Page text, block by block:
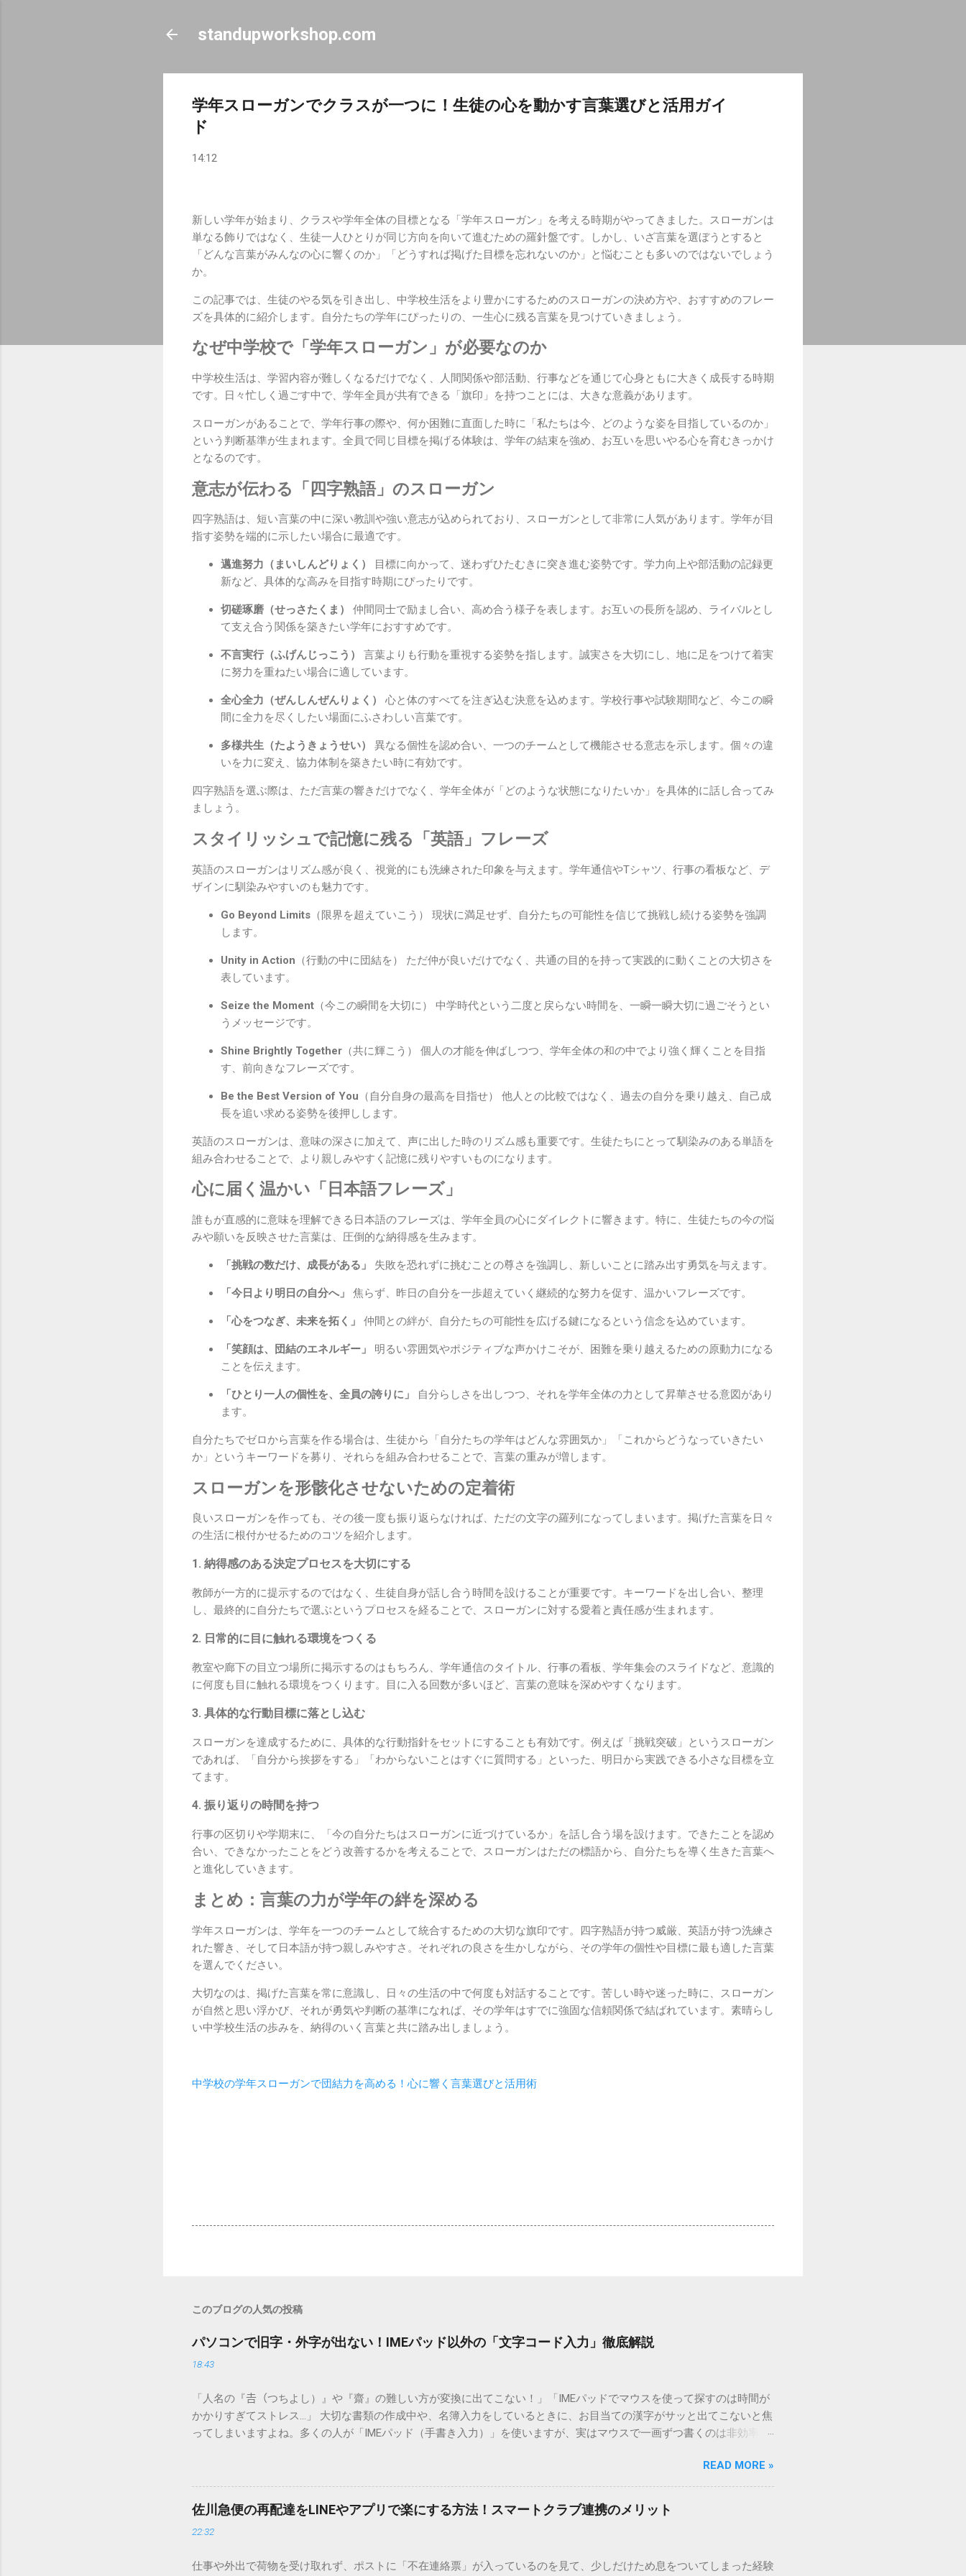
standupworkshop.com
学年スローガンでクラスが一つに！生徒の心を動かす言葉選びと活用ガイ
ド
14:12
新しい学年が始まり、クラスや学年全体の目標となる「学年スローガン」を考える時期がやってきました。スローガンは
単なる飾りではなく、生徒一人ひとりが同じ方向を向いて進むための羅針盤です。しかし、いざ言葉を選ぼうとすると
「どんな言葉がみんなの心に響くのか」「どうすれば掲げた目標を忘れないのか」と悩むことも多いのではないでしょう
か。
この記事では、生徒のやる気を引き出し、中学校生活をより豊かにするためのスローガンの決め方や、おすすめのフレー
ズを具体的に紹介します。自分たちの学年にぴったりの、一生心に残る言葉を見つけていきましょう。
なぜ中学校で「学年スローガン」が必要なのか
中学校生活は、学習内容が難しくなるだけでなく、人間関係や部活動、行事などを通じて心身ともに大きく成長する時期
です。日々忙しく過ごす中で、学年全員が共有できる「旗印」を持つことには、大きな意義があります。
スローガンがあることで、学年行事の際や、何か困難に直面した時に「私たちは今、どのような姿を目指しているのか」
という判断基準が生まれます。全員で同じ目標を掲げる体験は、学年の結束を強め、お互いを思いやる心を育むきっかけ
となるのです。
意志が伝わる「四字熟語」のスローガン
四字熟語は、短い言葉の中に深い教訓や強い意志が込められており、スローガンとして非常に人気があります。学年が目
指す姿勢を端的に示したい場合に最適です。
邁進努力（まいしんどりょく）
目標に向かって、迷わずひたむきに突き進む姿勢です。学力向上や部活動の記録更
新など、具体的な高みを目指す時期にぴったりです。
切磋琢磨（せっさたくま）
仲間同士で励まし合い、高め合う様子を表します。お互いの長所を認め、ライバルとし
て支え合う関係を築きたい学年におすすめです。
不言実行（ふげんじっこう）
言葉よりも行動を重視する姿勢を指します。誠実さを大切にし、地に足をつけて着実
に努力を重ねたい場合に適しています。
全心全力（ぜんしんぜんりょく）
心と体のすべてを注ぎ込む決意を込めます。学校行事や試験期間など、今この瞬
間に全力を尽くしたい場面にふさわしい言葉です。
多様共生（たようきょうせい）
異なる個性を認め合い、一つのチームとして機能させる意志を示します。個々の違
いを力に変え、協力体制を築きたい時に有効です。
四字熟語を選ぶ際は、ただ言葉の響きだけでなく、学年全体が「どのような状態になりたいか」を具体的に話し合ってみ
ましょう。
スタイリッシュで記憶に残る「英語」フレーズ
英語のスローガンはリズム感が良く、視覚的にも洗練された印象を与えます。学年通信やTシャツ、行事の看板など、デ
ザインに馴染みやすいのも魅力です。
Go Beyond Limits （限界を超えていこう） 現状に満足せず、自分たちの可能性を信じて挑戦し続ける姿勢を強調
します。
Unity in Action （行動の中に団結を） ただ仲が良いだけでなく、共通の目的を持って実践的に動くことの大切さを
表しています。
Seize the Moment （今この瞬間を大切に） 中学時代という二度と戻らない時間を、一瞬一瞬大切に過ごそうとい
うメッセージです。
Shine Brightly Together （共に輝こう） 個人の才能を伸ばしつつ、学年全体の和の中でより強く輝くことを目指
す、前向きなフレーズです。
Be the Best Version of You （自分自身の最高を目指せ） 他人との比較ではなく、過去の自分を乗り越え、自己成
長を追い求める姿勢を後押しします。
英語のスローガンは、意味の深さに加えて、声に出した時のリズム感も重要です。生徒たちにとって馴染みのある単語を
組み合わせることで、より親しみやすく記憶に残りやすいものになります。
心に届く温かい「日本語フレーズ」
誰もが直感的に意味を理解できる日本語のフレーズは、学年全員の心にダイレクトに響きます。特に、生徒たちの今の悩
みや願いを反映させた言葉は、圧倒的な納得感を生みます。
「挑戦の数だけ、成長がある」 失敗を恐れずに挑むことの尊さを強調し、新しいことに踏み出す勇気を与えます。
「今日より明日の自分へ」 焦らず、昨日の自分を一歩超えていく継続的な努力を促す、温かいフレーズです。
「心をつなぎ、未来を拓く」 仲間との絆が、自分たちの可能性を広げる鍵になるという信念を込めています。
「笑顔は、団結のエネルギー」
明るい雰囲気やポジティブな声かけこそが、困難を乗り越えるための原動力になる
ことを伝えます。
「ひとり一人の個性を、全員の誇りに」
自分らしさを出しつつ、それを学年全体の力として昇華させる意図があり
ます。
自分たちでゼロから言葉を作る場合は、生徒から「自分たちの学年はどんな雰囲気か」「これからどうなっていきたい
か」というキーワードを募り、それらを組み合わせることで、言葉の重みが増します。
スローガンを形骸化させないための定着術
良いスローガンを作っても、その後一度も振り返らなければ、ただの文字の羅列になってしまいます。掲げた言葉を日々
の生活に根付かせるためのコツを紹介します。
1. 納得感のある決定プロセスを大切にする
教師が一方的に提示するのではなく、生徒自身が話し合う時間を設けることが重要です。キーワードを出し合い、整理
し、最終的に自分たちで選ぶというプロセスを経ることで、スローガンに対する愛着と責任感が生まれます。
2. 日常的に目に触れる環境をつくる
教室や廊下の目立つ場所に掲示するのはもちろん、学年通信のタイトル、行事の看板、学年集会のスライドなど、意識的
に何度も目に触れる環境をつくります。目に入る回数が多いほど、言葉の意味を深めやすくなります。
3. 具体的な行動目標に落とし込む
スローガンを達成するために、具体的な行動指針をセットにすることも有効です。例えば「挑戦突破」というスローガン
であれば、「自分から挨拶をする」「わからないことはすぐに質問する」といった、明日から実践できる小さな目標を立
てます。
4. 振り返りの時間を持つ
行事の区切りや学期末に、「今の自分たちはスローガンに近づけているか」を話し合う場を設けます。できたことを認め
合い、できなかったことをどう改善するかを考えることで、スローガンはただの標語から、自分たちを導く生きた言葉へ
と進化していきます。
まとめ：言葉の力が学年の絆を深める
学年スローガンは、学年を一つのチームとして統合するための大切な旗印です。四字熟語が持つ威厳、英語が持つ洗練さ
れた響き、そして日本語が持つ親しみやすさ。それぞれの良さを生かしながら、その学年の個性や目標に最も適した言葉
を選んでください。
大切なのは、掲げた言葉を常に意識し、日々の生活の中で何度も対話することです。苦しい時や迷った時に、スローガン
が自然と思い浮かび、それが勇気や判断の基準になれば、その学年はすでに強固な信頼関係で結ばれています。素晴らし
い中学校生活の歩みを、納得のいく言葉と共に踏み出しましょう。
中学校の学年スローガンで団結力を高める！心に響く言葉選びと活用術
このブログの人気の投稿
パソコンで旧字・外字が出ない！IMEパッド以外の「文字コード入力」徹底解説
18:43
「人名の『𠮷（つちよし）』や『齋』の難しい方が変換に出てこない！」「IMEパッドでマウスを使って探すのは時間が
かかりすぎてストレス…」 大切な書類の作成中や、名簿入力をしているときに、お目当ての漢字がサッと出てこないと焦
ってしまいますよね。多くの人が「IMEパッド（手書き入力）」を使いますが、実はマウスで一画ずつ書くのは非効率で
ードを打ち込むだけで一瞬で旧字や外字、特殊記号を呼び出す「文字コード入力」のテクニックを詳しく解説します。
この方法をマスターすれば、もう難しい漢字の入力で手を止める必要はありません。 1. なぜ「変換」しても旧字・外字
が出てこないのか？ そもそも、なぜ普通の変換で出てこない漢字があるのでしょうか。その理由は、パソコンが文字を
認識する仕組みにあります。 日本のパソコンで一般的に使われる漢字は、JIS規格（日本産業規格）によって「第1水
準」「第2水準」といった形で整理されています。しかし、人名や地名に使われる非常に古い漢字（旧字）や、特定の組
「Unicode（ユニコード）」や「JISコード」といった 文字コード です。パソコン上のすべての文字には、いわば「住
READ MORE »
佐川急便の再配達をLINEやアプリで楽にする方法！スマートクラブ連携のメリット
22:32
仕事や外出で荷物を受け取れず、ポストに「不在連絡票」が入っているのを見て、少しだけため息をついてしまった経験